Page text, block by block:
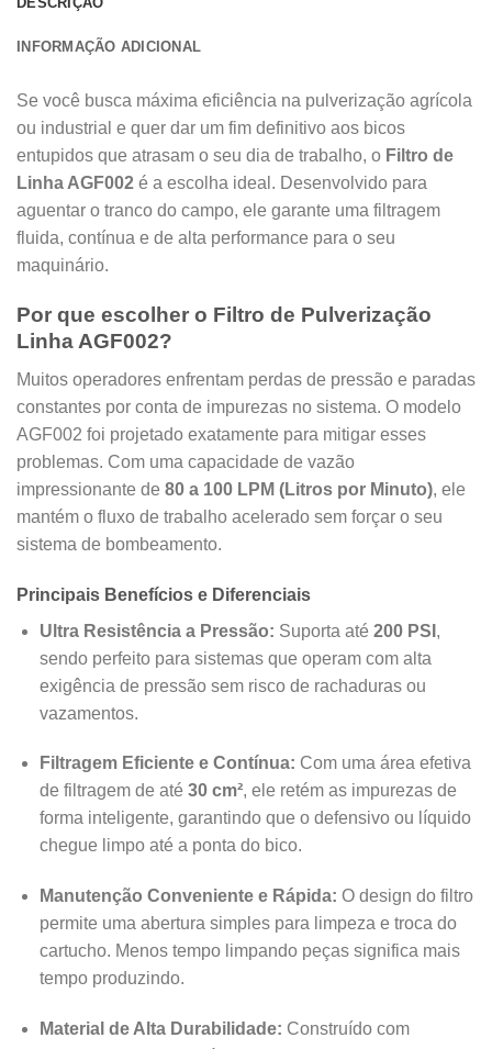
INFORMAÇÃO ADICIONAL
Se você busca máxima eficiência na pulverização agrícola
ou industrial e quer dar um fim definitivo aos bicos
entupidos que atrasam o seu dia de trabalho, o Filtro de
Linha AGF002 é a escolha ideal. Desenvolvido para
aguentar o tranco do campo, ele garante uma filtragem
fluida, contínua e de alta performance para o seu
maquinário.
Por que escolher o Filtro de Pulverização
Linha AGF002?
Muitos operadores enfrentam perdas de pressão e paradas
constantes por conta de impurezas no sistema. O modelo
AGF002 foi projetado exatamente para mitigar esses
problemas. Com uma capacidade de vazão
impressionante de 80 a 100 LPM (Litros por Minuto), ele
mantém o fluxo de trabalho acelerado sem forçar o seu
sistema de bombeamento.
Principais Benefícios e Diferenciais
Ultra Resistência a Pressão: Suporta até 200 PSI ,
sendo perfeito para sistemas que operam com alta
exigência de pressão sem risco de rachaduras ou
vazamentos.
Filtragem Eficiente e Contínua: Com uma área efetiva
de filtragem de até 30 cm², ele retém as impurezas de
forma inteligente, garantindo que o defensivo ou líquido
chegue limpo até a ponta do bico.
Manutenção Conveniente e Rápida: O design do filtro
permite uma abertura simples para limpeza e troca do
cartucho. Menos tempo limpando peças significa mais
tempo produzindo.
Material de Alta Durabilidade: Construído com